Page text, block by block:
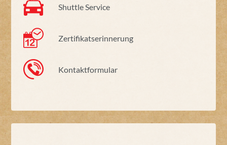
Shuttle Service
Zertifikatserinnerung
Kontaktformular